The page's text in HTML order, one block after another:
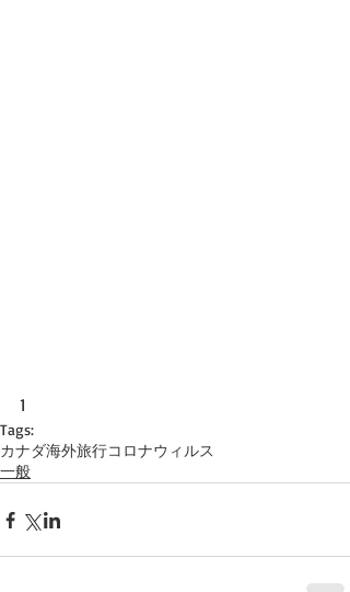
1
Tags:
カナダ海外旅行コロナウィルス
一般